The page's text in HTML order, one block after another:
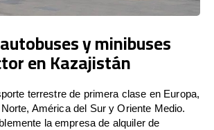
y minibuses
en Kazajistán
terrestre de primera clase en Europa,
América del Sur y Oriente Medio.
la empresa de alquiler de